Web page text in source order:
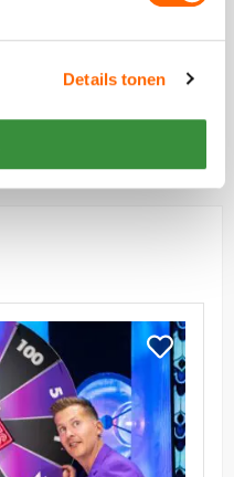
Details tonen
Bekijk alle reviews
Bekijk
Show